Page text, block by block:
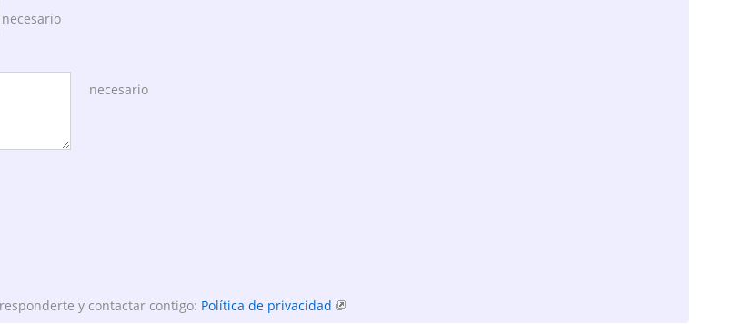
necesario
necesario
y contactar contigo: Política de privacidad